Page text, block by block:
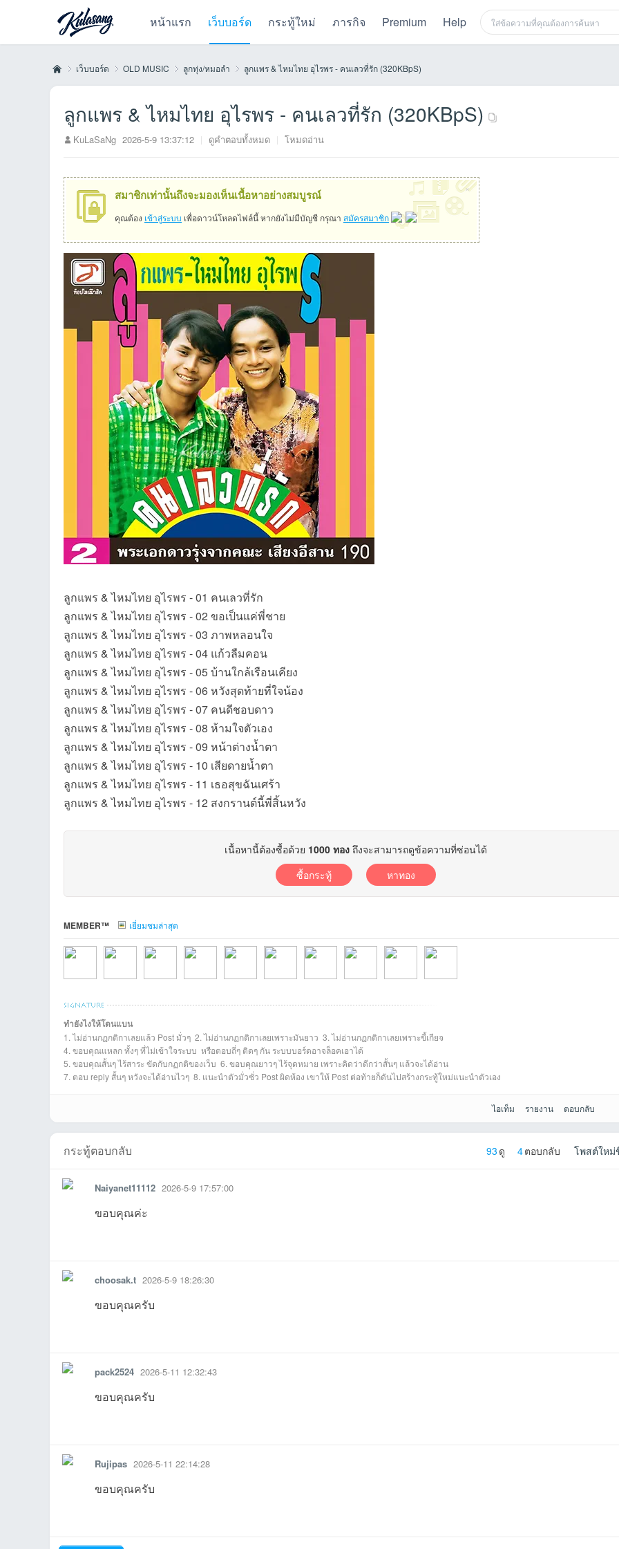
หน้าแรก เว็บบอร์ด กระทู้ใหม่ ภารกิจ Premium Help
เว็บบอร์ด OLD MUSIC ลูกทุ่ง/หมอลำ ลูกแพร & ไหมไทย อุไรพร - คนเลวที่รัก (320KBpS)
ลูกแพร & ไหมไทย อุไรพร - คนเลวที่รัก (320KBpS)
KuLaSaNg 2026-5-9 13:37:12 | ดูคำตอบทั้งหมด | โหมดอ่าน
สมาชิกเท่านั้นถึงจะมองเห็นเนื้อหาอย่างสมบูรณ์
คุณต้อง เข้าสู่ระบบ เพื่อดาวน์โหลดไฟล์นี้ หากยังไม่มีบัญชี กรุณา สมัครสมาชิก
×
ลูกแพร & ไหมไทย อุไรพร - 01 คนเลวที่รัก
ลูกแพร & ไหมไทย อุไรพร - 02 ขอเป็นแค่พี่ชาย
ลูกแพร & ไหมไทย อุไรพร - 03 ภาพหลอนใจ
ลูกแพร & ไหมไทย อุไรพร - 04 แก้วลืมคอน
ลูกแพร & ไหมไทย อุไรพร - 05 บ้านใกล้เรือนเคียง
ลูกแพร & ไหมไทย อุไรพร - 06 หวังสุดท้ายที่ใจน้อง
ลูกแพร & ไหมไทย อุไรพร - 07 คนดีชอบดาว
ลูกแพร & ไหมไทย อุไรพร - 08 ห้ามใจตัวเอง
ลูกแพร & ไหมไทย อุไรพร - 09 หน้าต่างน้ำตา
ลูกแพร & ไหมไทย อุไรพร - 10 เสียดายน้ำตา
ลูกแพร & ไหมไทย อุไรพร - 11 เธอสุขฉันเศร้า
ลูกแพร & ไหมไทย อุไรพร - 12 สงกรานต์นี้พี่สิ้นหวัง
เนื้อหานี้ต้องซื้อด้วย 1000 ทองถึงจะสามารถดูข้อความที่ซ่อนได้
ซื้อกระทู้
หาทอง
MEMBER™ เยี่ยมชมล่าสุด
baonaconที่2026-
10:13:21เข้าไป
JYP333ที่2026-
23:20:08เข้าไป
Rujipasที่2026-05-Naiyanet11112ที่2
13:18:23เข้าไป
pack2524ที่2026-ploy3060ที่2026-ppsspp098568ที่2den104ที่2026-05-
ทำยังไงให้โดนแบน
1. ไม่อ่านกฏกติกาเลยแล้ว Post มั่วๆ 2. ไม่อ่านกฏกติกาเลยเพราะมันยาว 3. ไม่อ่านกฏกติกาเลยเพราะขี้เกียจ
4. ขอบคุณแหลก ทั้งๆ ที่ไม่เข้าใจระบบ หรือตอบถี่ๆ ติดๆ กัน ระบบบอร์ดอาจล็อคเอาได้
5. ขอบคุณสั้นๆ ไร้สาระ ขัดกับกฏกติของเว็บ 6. ขอบคุณยาวๆ ไร้จุดหมาย เพราะคิดว่าดีกว่าสั้นๆ แล้วจะได้อ่าน
7. ตอบ reply สั้นๆ หวังจะได้อ่านไวๆ 8. แนะนำตัวมั่วซั่ว Post ผิดห้อง เขาให้ Post ต่อท้ายก็ดันไปสร้างกระทู้ใหม่แนะนำตัวเอง
ไอเท็ม รายงาน ตอบกลับ
กระทู้ตอบกลับ โพสต์ให
93 ดู 4ตอบกลับ
Naiyanet11112 2026-5-9 17:57:00
ขอบคุณค่ะ
choosak.t 2026-5-9 18:26:30
ขอบคุณครับ
pack2524 2026-5-11 12:32:43
ขอบคุณครับ
Rujipas 2026-5-11 22:14:28
ขอบคุณครับ